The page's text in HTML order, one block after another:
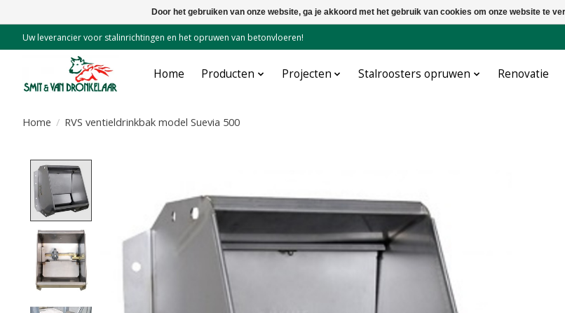
Uw leverancier voor stalinrichtingen en het opruwen van betonvloeren!
Home Producten Projecten Stalroosters opruwen Renovatie
Home / RVS ventieldrinkbak model Suevia 500
Door het gebruiken van onze website, ga je akkoord met het gebruik van cookies om onze website te